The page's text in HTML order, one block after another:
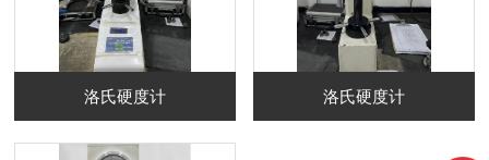
洛氏硬度计 洛氏硬度计